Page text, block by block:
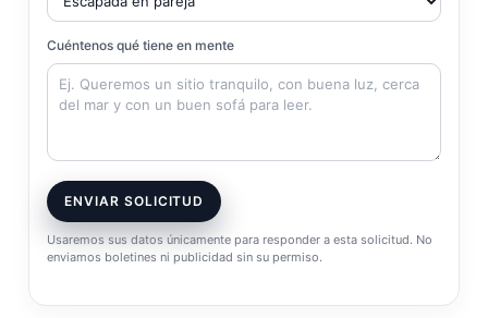
Cuéntenos qué tiene en mente
ENVIAR SOLICITUD
Usaremos sus datos únicamente para responder a esta solicitud. No
enviamos boletines ni publicidad sin su permiso.